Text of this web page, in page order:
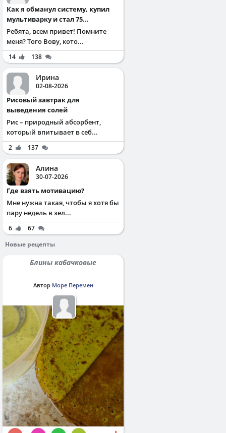
Как я обманул систему, купил
мультиварку и стал 75...
Ребята, всем привет! Помните
меня? Того Вову, кото...
14 138
Ирина
02-08-2026
Рисовый завтрак для
выведения солей
Рис – природный абсорбент,
который впитывает в себ...
2 137
Алина
30-07-2026
Где взять мотивацию?
Мне нужна такая, чтобы я хотя бы
пару недель в зел...
6
67
Новые рецепты
Блины кабачковые
Автор Море Перемен